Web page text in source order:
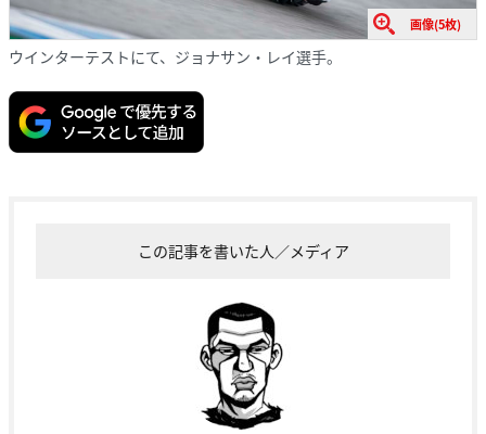
画像(5枚)
ウインターテストにて、ジョナサン・レイ選手。
この記事を書いた人／メディア